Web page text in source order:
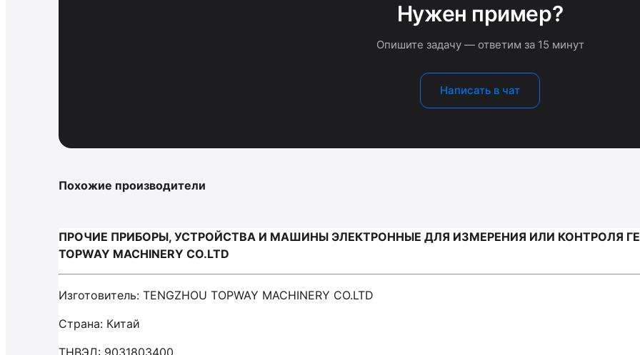
Нужен пример?
Опишите задачу — ответим за 15 минут
Написать в чат
Похожие производители
ПРОЧИЕ ПРИБОРЫ, УСТРОЙСТВА И МАШИНЫ ЭЛЕКТРОННЫЕ ДЛЯ ИЗМЕРЕНИЯ ИЛИ КОНТРОЛЯ
TOPWAY MACHINERY CO.LTD
Изготовитель: TENGZHOU TOPWAY MACHINERY CO.LTD
Страна: Китай
ТНВЭД: 9031803400